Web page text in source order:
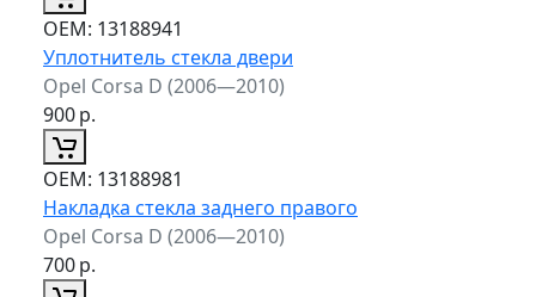
ОЕМ: 13188941
Уплотнитель стекла двери
Opel Corsa D (2006—2010)
900р.
ОЕМ: 13188981
Накладка стекла заднего правого
Opel Corsa D (2006—2010)
700р.